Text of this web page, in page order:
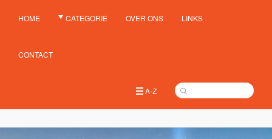
HOME CATEGORIE OVER ONS LINKS
CONTACT
A-Z